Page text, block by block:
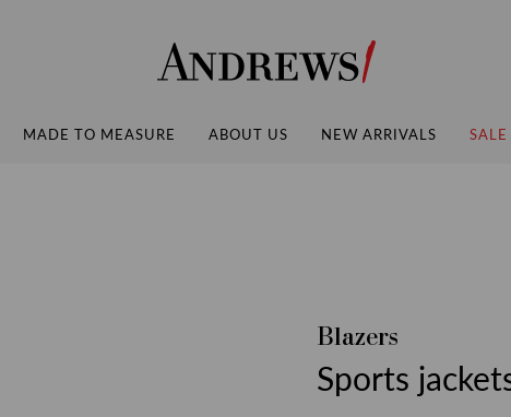
Andrews
MADE TO MEASURE ABOUT US NEW ARRIVALS SALE
Blazers
Sports